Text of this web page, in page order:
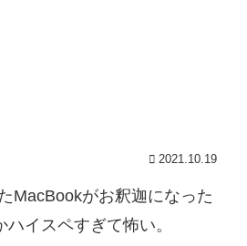
2021.10.19
MacBookがお釈迦になった
イスペすぎて怖い。